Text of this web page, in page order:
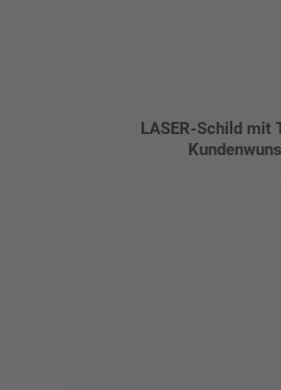
LASER-Schild mit